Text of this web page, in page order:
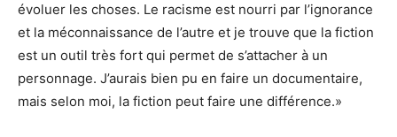
évoluer les choses. Le racisme est nourri par l’ignorance
et la méconnaissance de l’autre et je trouve que la fiction
est un outil très fort qui permet de s’attacher à un
personnage. J’aurais bien pu en faire un documentaire,
mais selon moi, la fiction peut faire une différence.»